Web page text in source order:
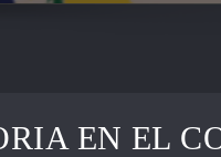
EN EL